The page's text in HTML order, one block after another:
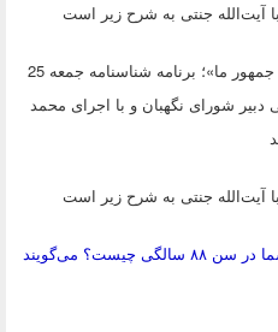
جنتی به شرح زیر است
به گزارش «پايگاه خبري تحليلي رئيس جمهور ما»؛ برنامه شناسنامه جمعه 25
جنتی دبیر شورای نگهبان و با اجرای محمد
جنتی به شرح زیر است
شناسنامه: رمز پرنشاطی و شادابی شما در سن ۸۸ سالگی چیست؟ می‌گویند